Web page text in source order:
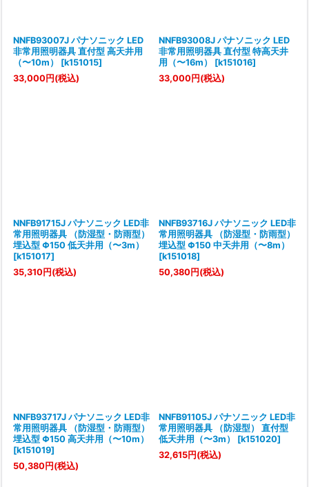
NNFB93007J パナソニック LED
非常用照明器具 直付型 高天井用
（〜10m）
[k151015]
33,000円 (税込)
NNFB93008J パナソニック LED
非常用照明器具 直付型 特高天井
用（〜16m）
[k151016]
33,000円 (税込)
NNFB91715J パナソニック LED非
常用照明器具 （防湿型・防雨型）
埋込型 Φ150 低天井用（〜3m）
[k151017]
35,310円 (税込)
NNFB93716J パナソニック LED非
常用照明器具 （防湿型・防雨型）
埋込型 Φ150 中天井用（〜8m）
[k151018]
50,380円 (税込)
NNFB93717J パナソニック LED非
常用照明器具 （防湿型・防雨型）
埋込型 Φ150 高天井用（〜10m）
[k151019]
50,380円 (税込)
NNFB91105J パナソニック LED非
常用照明器具 （防湿型） 直付型
低天井用（〜3m）
[k151020]
32,615円 (税込)